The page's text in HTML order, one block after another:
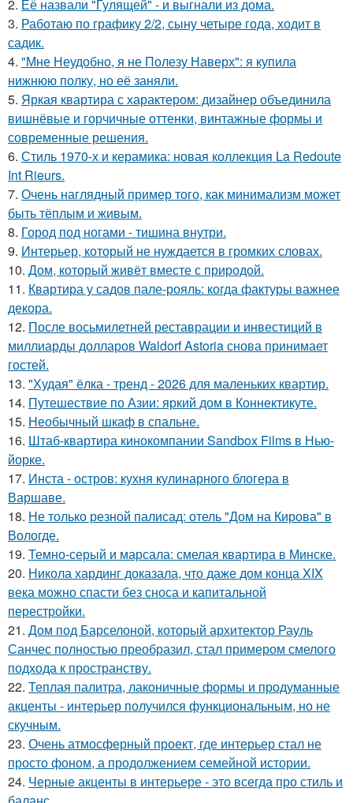
2. Её назвали "Гулящей" - и выгнали из дома.
3. Работаю по графику 2/2, сыну четыре года, ходит в
садик.
4. "Мне Неудобно, я не Полезу Наверх": я купила
нижнюю полку, но её заняли.
5. Яркая квартира с характером: дизайнер объединила
вишнёвые и горчичные оттенки, винтажные формы и
современные решения.
6. Стиль 1970-х и керамика: новая коллекция La Redoute
Int Rieurs.
7. Очень наглядный пример того, как минимализм может
быть тёплым и живым.
8. Город под ногами - тишина внутри.
9. Интерьер, который не нуждается в громких словах.
10. Дом, который живёт вместе с природой.
11. Квартира у садов пале-рояль: когда фактуры важнее
декора.
12. После восьмилетней реставрации и инвестиций в
миллиарды долларов Waldorf Astoria снова принимает
гостей.
13. "Худая" ёлка - тренд - 2026 для маленьких квартир.
14. Путешествие по Азии: яркий дом в Коннектикуте.
15. Необычный шкаф в спальне.
16. Штаб-квартира кинокомпании Sandbox Films в Нью-
йорке.
17. Инста - остров: кухня кулинарного блогера в
Варшаве.
18. Не только резной палисад: отель "Дом на Кирова" в
Вологде.
19. Темно-серый и марсала: смелая квартира в Минске.
20. Никола хардинг доказала, что даже дом конца XIX
века можно спасти без сноса и капитальной
перестройки.
21. Дом под Барселоной, который архитектор Рауль
Санчес полностью преобразил, стал примером смелого
подхода к пространству.
22. Теплая палитра, лаконичные формы и продуманные
акценты - интерьер получился функциональным, но не
скучным.
23. Очень атмосферный проект, где интерьер стал не
просто фоном, а продолжением семейной истории.
24. Черные акценты в интерьере - это всегда про стиль и